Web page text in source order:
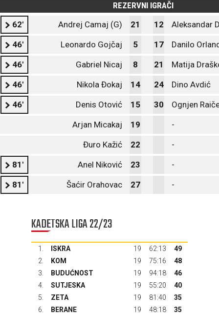
REZERVNI IGRAČI
62'
Andrej Camaj (G) 21 12 Aleksandar
46' Leonardo Gojčaj 5 17 Danilo
46' Gabriel Nicaj 8 21 Matija
46' Nikola Đokaj 14 24 Dino Avdić
46' Denis Otović 15 30 Ognjen
Arjan Micakaj 19 -
Đuro Kažić 22 -
81' Anel Niković 23 -
81' Šaćir Orahovac 27 -
KADETSKA LIGA 22/23
1. ISKRA 19 62:13
49
2.
KOM 19 75:16
48
3.
BUDUĆNOST 19 94:18
46
4.
SUTJESKA 19 55:20
40
5.
ZETA 19 81:40
35
6.
BERANE 19 48:18
35